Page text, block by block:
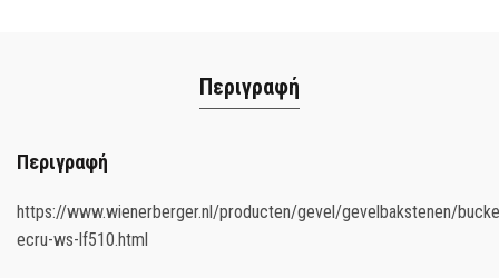
Περιγραφή
Περιγραφή
https://www.wienerberger.nl/producten/gevel/gevelbakstenen/
ecru-ws-lf510.html